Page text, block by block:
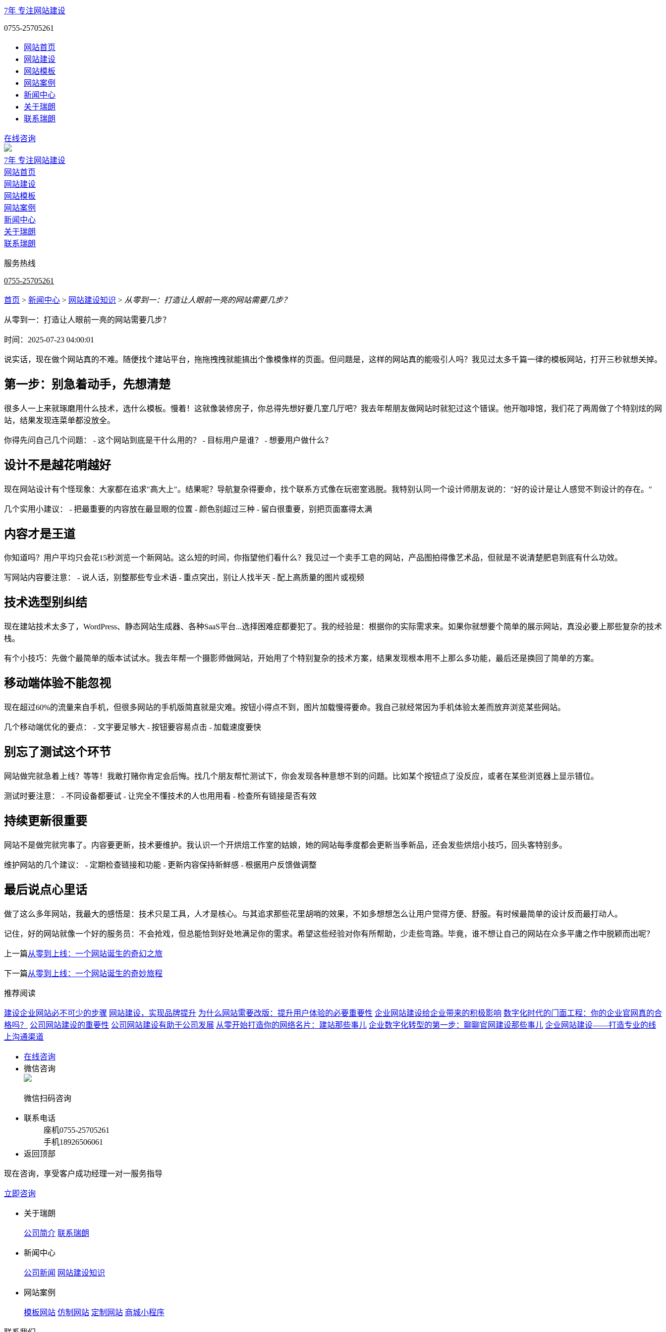
7年 专注网站建设
0755-25705261
网站首页
网站建设
网站模板
网站案例
新闻中心
关于瑞朗
联系瑞朗
在线咨询
7年 专注网站建设
网站首页
网站建设
网站模板
网站案例
新闻中心
关于瑞朗
联系瑞朗
服务热线
0755-25705261
首页 > 新闻中心 > 网站建设知识 > 从零到一：打造让人眼前一亮的网站需要几步？
从零到一：打造让人眼前一亮的网站需要几步？
时间：2025-07-23 04:00:01
说实话，现在做个网站真的不难。随便找个建站平台，拖拖拽拽就能搞出个像模像样的页面。但问题是，这样的网站真的能吸引人吗？我见过太多千篇一律的模板网站，打开三秒就想关掉。
第一步：别急着动手，先想清楚
很多人一上来就琢磨用什么技术，选什么模板。慢着！这就像装修房子，你总得先想好要几室几厅吧？我去年帮朋友做网站时就犯过这个错误。他开咖啡馆，我们花了两周做了个特别炫的网
站，结果发现连菜单都没放全。
你得先问自己几个问题： - 这个网站到底是干什么用的？ - 目标用户是谁？ - 想要用户做什么？
设计不是越花哨越好
现在网站设计有个怪现象：大家都在追求"高大上"。结果呢？导航复杂得要命，找个联系方式像在玩密室逃脱。我特别认同一个设计师朋友说的："好的设计是让人感觉不到设计的存在。"
几个实用小建议： - 把最重要的内容放在最显眼的位置 - 颜色别超过三种 - 留白很重要，别把页面塞得太满
内容才是王道
你知道吗？用户平均只会花15秒浏览一个新网站。这么短的时间，你指望他们看什么？我见过一个卖手工皂的网站，产品图拍得像艺术品，但就是不说清楚肥皂到底有什么功效。
写网站内容要注意： - 说人话，别整那些专业术语 - 重点突出，别让人找半天 - 配上高质量的图片或视频
技术选型别纠结
现在建站技术太多了，WordPress、静态网站生成器、各种SaaS平台...选择困难症都要犯了。我的经验是：根据你的实际需求来。如果你就想要个简单的展示网站，真没必要上那些复杂的技术
栈。
有个小技巧：先做个最简单的版本试试水。我去年帮一个摄影师做网站，开始用了个特别复杂的技术方案，结果发现根本用不上那么多功能，最后还是换回了简单的方案。
移动端体验不能忽视
现在超过60%的流量来自手机，但很多网站的手机版简直就是灾难。按钮小得点不到，图片加载慢得要命。我自己就经常因为手机体验太差而放弃浏览某些网站。
几个移动端优化的要点： - 文字要足够大 - 按钮要容易点击 - 加载速度要快
别忘了测试这个环节
网站做完就急着上线？等等！我敢打赌你肯定会后悔。找几个朋友帮忙测试下，你会发现各种意想不到的问题。比如某个按钮点了没反应，或者在某些浏览器上显示错位。
测试时要注意： - 不同设备都要试 - 让完全不懂技术的人也用用看 - 检查所有链接是否有效
持续更新很重要
网站不是做完就完事了。内容要更新，技术要维护。我认识一个开烘焙工作室的姑娘，她的网站每季度都会更新当季新品，还会发些烘焙小技巧，回头客特别多。
维护网站的几个建议： - 定期检查链接和功能 - 更新内容保持新鲜感 - 根据用户反馈做调整
最后说点心里话
做了这么多年网站，我最大的感悟是：技术只是工具，人才是核心。与其追求那些花里胡哨的效果，不如多想想怎么让用户觉得方便、舒服。有时候最简单的设计反而最打动人。
记住，好的网站就像一个好的服务员：不会抢戏，但总能恰到好处地满足你的需求。希望这些经验对你有所帮助，少走些弯路。毕竟，谁不想让自己的网站在众多平庸之作中脱颖而出呢？
上一篇从零到上线：一个网站诞生的奇幻之旅
下一篇从零到上线：一个网站诞生的奇妙旅程
推荐阅读
建设企业网站必不可少的步骤 网站建设，实现品牌提升 为什么网站需要改版：提升用户体验的必要重要性 企业网站建设给企业带来的积极影响 数字化时代的门面工程：你的企业官网真的合
格吗？
公司网站建设的重要性 公司网站建设有助于公司发展 从零开始打造你的网络名片：建站那些事儿 企业数字化转型的第一步：聊聊官网建设那些事儿 企业网站建设——打造专业的线
上沟通渠道
在线咨询
微信咨询
微信扫码咨询
联系电话
座机0755-25705261
手机18926506061
返回顶部
现在咨询，享受客户成功经理一对一服务指导
立即咨询
关于瑞朗
公司简介 联系瑞朗
新闻中心
公司新闻 网站建设知识
网站案例
模板网站 仿制网站 定制网站 商城小程序